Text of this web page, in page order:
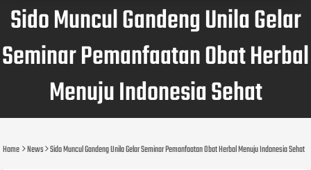
Sido Muncul Gandeng Unila Gelar
Seminar Pemanfaatan Obat Herbal
Menuju Indonesia Sehat
Home News Sido Muncul Gandeng Unila Gelar Seminar Pemanfaatan Obat Herbal Menuju Indonesia Sehat